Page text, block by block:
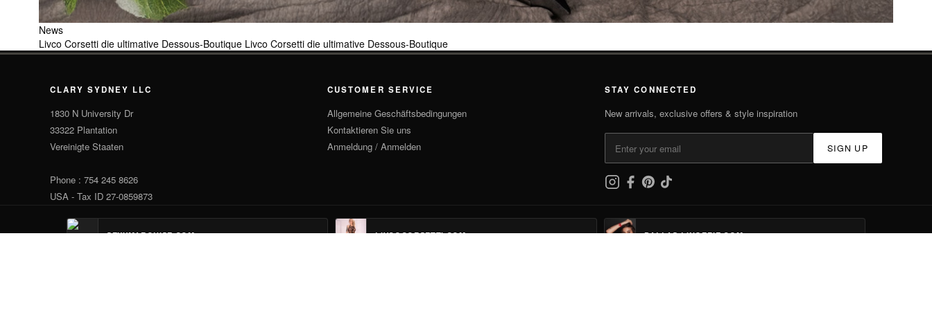
News
Livco Corsetti die ultimative Dessous-Boutique Livco Corsetti die ultimative Dessous-Boutique
CLARY SYDNEY LLC
1830 N University Dr
33322 Plantation
Vereinigte Staaten
Phone : 754 245 8626
USA - Tax ID 27-0859873
CUSTOMER SERVICE
Allgemeine Geschäftsbedingungen
Kontaktieren Sie uns
Anmeldung / Anmelden
STAY CONNECTED
New arrivals, exclusive offers & style inspiration
SIGN UP
SEXYMARQUISE.COM LIVCOCORSETTI.COM DALLAS-LINGERIE.COM